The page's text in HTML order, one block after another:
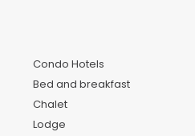
Condo Hotels
Bed and breakfast
Chalet
Lodge